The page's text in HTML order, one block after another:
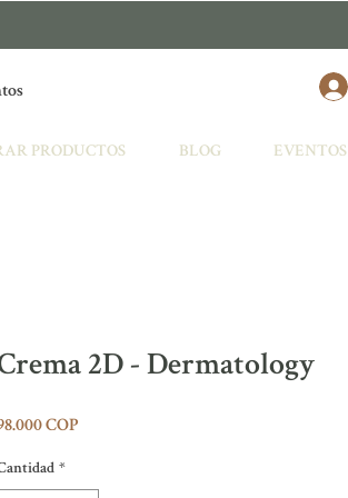
PRODUCTOS BLOG EVENTOS
2D - Dermatology
COP
*